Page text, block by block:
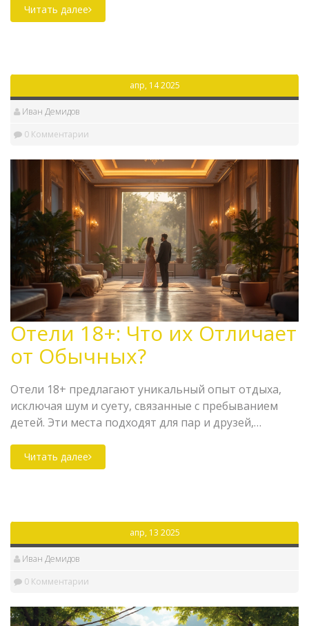
обойтись вам в сумму, за которую можно купить
небольшой дом, и стоит ли оно того. Будьте готовы
которые помогут не только выбрать лучшее место,
но и не ударить по карману.
Читать далее
апр, 14 2025
Иван Демидов
0 Комментарии
Отели 18+: Что их Отличает
от Обычных?
Отели 18+ предлагают уникальный опыт отдыха,
исключая шум и суету, связанные с пребыванием
детей. Эти места подходят для пар и друзей,
внимание уделяется высококачественным услугам и
атмосфере. Узнайте, что делает такие отели
Читать далее
апр, 13 2025
Иван Демидов
0 Комментарии